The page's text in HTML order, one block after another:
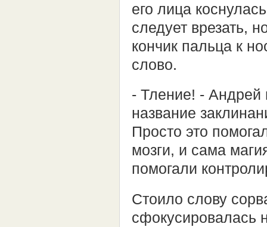
его лица
следует врезать,
кончик пальца к
слово.
- Тление! - Андрей
название
Просто это
мозги, и сама
помогали
Стоило слову
сфокусировалась